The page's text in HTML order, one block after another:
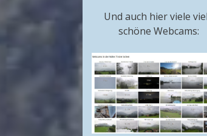
Und auch hier viele
schöne Webcams: